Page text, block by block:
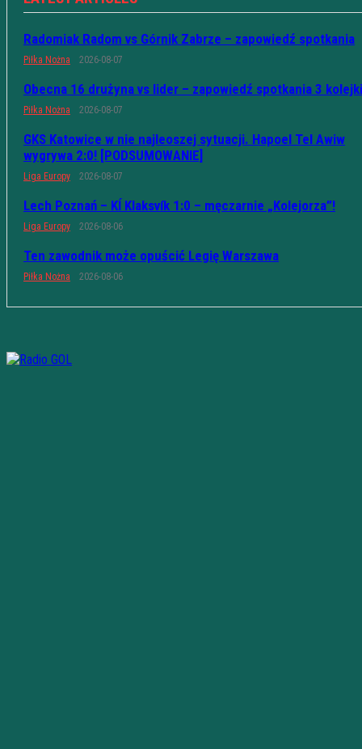
Radomiak Radom vs Górnik Zabrze – zapowiedź spotkania
Piłka Nożna 2026-08-07
Obecna 16 drużyna vs lider – zapowiedź spotkania 3 kolejki
Piłka Nożna 2026-08-07
GKS Katowice w nie najleoszej sytuacji. Hapoel Tel Awiw
wygrywa 2:0! [PODSUMOWANIE]
Liga Europy 2026-08-07
Lech Poznań – KÍ Klaksvík 1:0 – męczarnie „Kolejorza”!
Liga Europy 2026-08-06
Ten zawodnik może opuścić Legię Warszawa
Piłka Nożna 2026-08-06